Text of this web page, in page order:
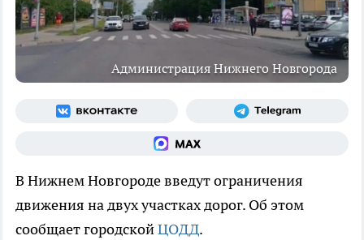
Администрация Нижнего Новгорода
В Нижнем Новгороде введут ограничения
движения на двух участках дорог. Об этом
сообщает городскойЦОДД.